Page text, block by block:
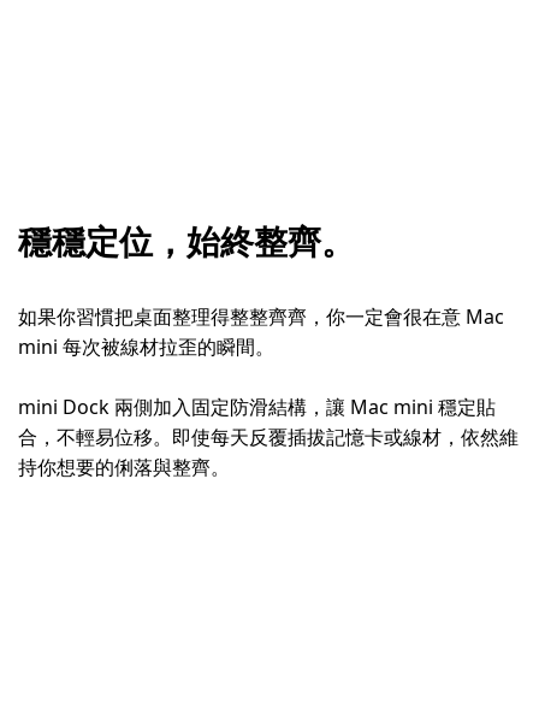
穩穩定位，始終整齊。
如果你習慣把桌面整理得整整齊齊，你一定會很在意 Mac
mini 每次被線材拉歪的瞬間。
mini Dock 兩側加入固定防滑結構，讓 Mac mini 穩定貼
合，不輕易位移。即使每天反覆插拔記憶卡或線材，依然維
持你想要的俐落與整齊。